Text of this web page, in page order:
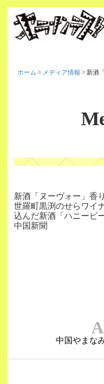
ホーム > メディア情報 > 新酒
新酒「ヌーヴォー」香
世羅町黒渕のせらワイ
込んだ新酒「ハニービ
中国新聞
中国やまな